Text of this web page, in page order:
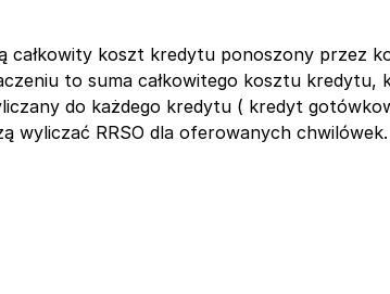
całkowity koszt kredytu ponoszony przez
to suma całkowitego kosztu kredytu,
do każdego kredytu ( kredyt
RRSO dla oferowanych